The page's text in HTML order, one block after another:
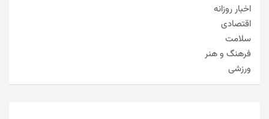
اخبار روزانه
اقتصادی
سلامت
فرهنگ و هنر
ورزشی